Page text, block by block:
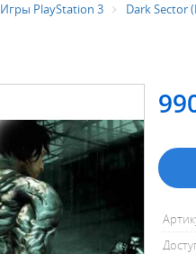
Игры PlayStation 3 Dark Sector